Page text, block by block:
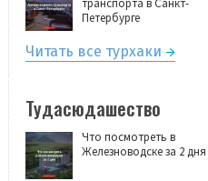
Петербурге
Читать все турхаки
Тудасюдашество
Что посмотреть в
Железноводске за 2 дня